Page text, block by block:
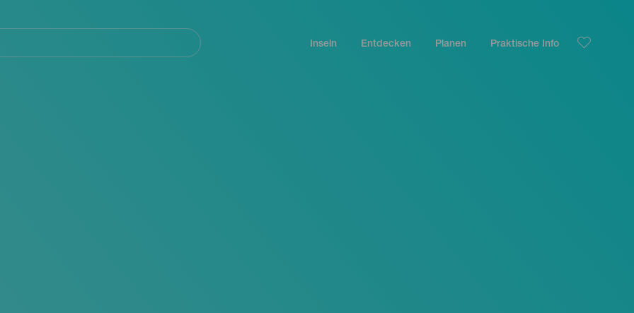
Inseln Entdecken Planen Praktische Info